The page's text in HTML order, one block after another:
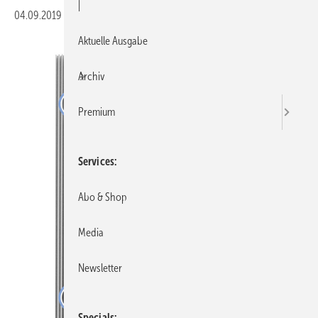
04.09.2019 Veröffentlicht in
Aktuelle Ausgabe
Archiv
Premium
Services
Abo & Shop
Media
Newsletter